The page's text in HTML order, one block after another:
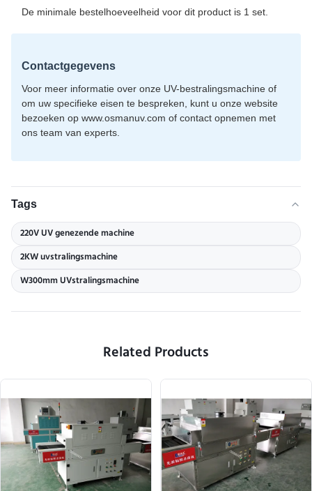
De minimale bestelhoeveelheid voor dit product is 1 set.
Contactgegevens
Voor meer informatie over onze UV-bestralingsmachine of
om uw specifieke eisen te bespreken, kunt u onze website
bezoeken op www.osmanuv.com of contact opnemen met
ons team van experts.
Tags
220V UV genezende machine
2KW uvstralingsmachine
W300mm UVstralingsmachine
Related Products